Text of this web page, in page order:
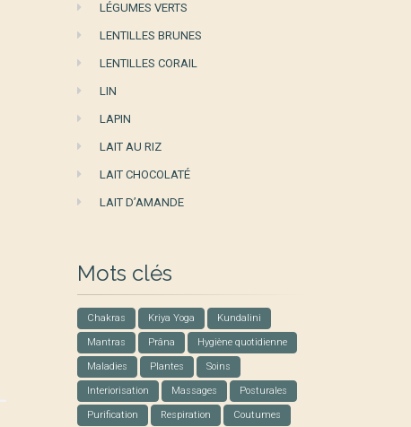
LÉGUMES VERTS
LENTILLES BRUNES
LENTILLES CORAIL
LIN
LAPIN
LAIT AU RIZ
LAIT CHOCOLATÉ
LAIT D’AMANDE
Mots clés
Chakras Kriya Yoga Kundalini
Mantras Prâna Hygiène quotidienne
Maladies Plantes Soins
Interiorisation Massages Posturales
Purification Respiration Coutumes